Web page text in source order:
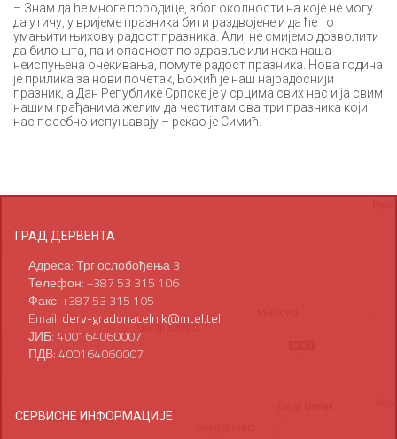
– Знам да ће многе породице, због околности на које не могу
да утичу, у вријеме празника бити раздвојене и да ће то
умањити њихову радост празника. Али, не смијемо дозволити
да било шта, па и опасност по здравље или нека наша
неиспуњена очекивања, помуте радост празника. Нова година
је прилика за нови почетак, Божић је наш најрадоснији
празник, а Дан Републике Српске је у срцима свих нас и ја свим
нашим грађанима желим да честитам ова три празника који
нас посебно испуњавају – рекао је Симић.
ГРАД ДЕРВЕНТА
Адреса: Трг ослобођења 3
Телефон: +387 53 315 106
Факс: +387 53 315 105
Email: derv-gradonacelnik@mtel.tel
ЈИБ: 400164060007
ПДВ: 400164060007
СЕРВИСНЕ ИНФОРМАЦИЈЕ